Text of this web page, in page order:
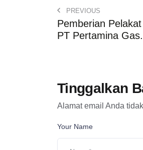
PREVIOUS
Pemberian
PT Pertamina
Tinggalkan
Alamat email Anda
Your Name